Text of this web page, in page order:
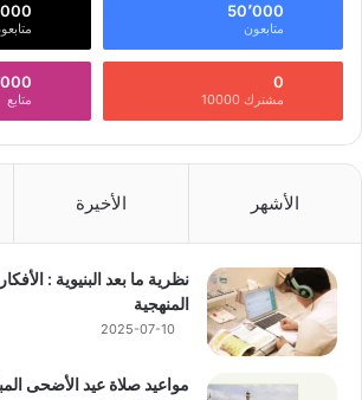
50٬000
متابعون
0
مشترك 10000 متابع
الأشهر الأخيرة
نظرية ما بعد البنيوية :
المنهجية
2025-07-10
مواعيد صلاة عيد الأضحى